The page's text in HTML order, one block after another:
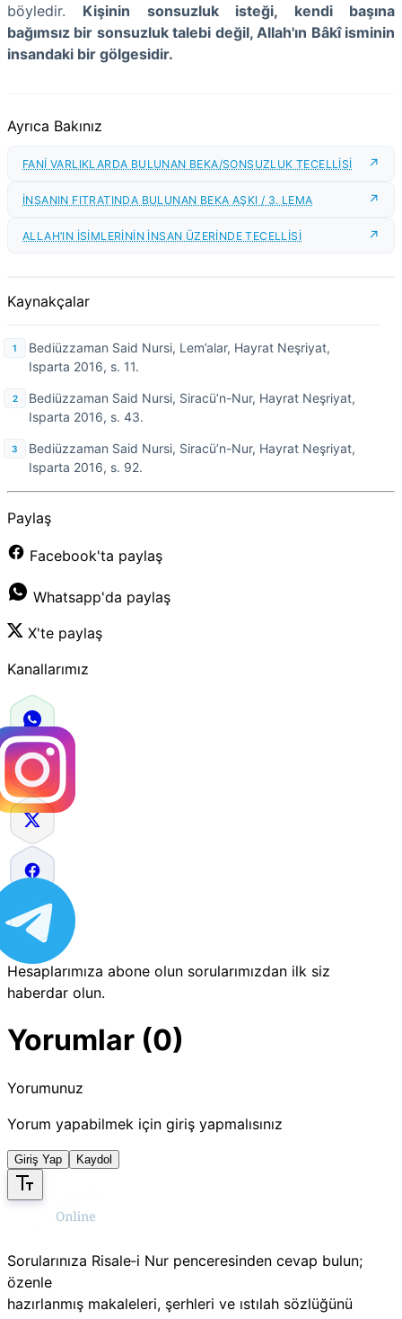
böyledir. Kişinin sonsuzluk isteği, kendi başına
bağımsız bir sonsuzluk talebi değil, Allah'ın Bâkî isminin
insandaki bir gölgesidir.
Ayrıca Bakınız
FANİ VARLIKLARDA BULUNAN BEKA/SONSUZLUK TECELLİSİ
İNSANIN FITRATINDA BULUNAN BEKA AŞKI / 3. LEMA
ALLAH’IN İSİMLERİNİN İNSAN ÜZERİNDE TECELLİSİ
Kaynakçalar
Bediüzzaman Said Nursi, Lem’alar, Hayrat Neşriyat,
Isparta 2016, s. 11.
Bediüzzaman Said Nursi, Siracü’n-Nur, Hayrat Neşriyat,
Isparta 2016, s. 43.
Bediüzzaman Said Nursi, Siracü’n-Nur, Hayrat Neşriyat,
Isparta 2016, s. 92.
Paylaş
Facebook'ta paylaş
Whatsapp'da paylaş
X'te paylaş
Kanallarımız
Hesaplarımıza abone olun sorularımızdan ilk siz
haberdar olun.
Yorumlar (0)
Yorumunuz
Yorum yapabilmek için giriş yapmalısınız
Giriş Yap Kaydol
Sorularınıza Risale‑i Nur penceresinden cevap bulun;
özenle
hazırlanmış makaleleri, şerhleri ve ıstılah sözlüğünü